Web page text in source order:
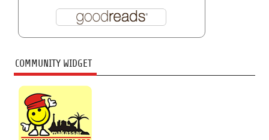
COMMUNITY WIDGET